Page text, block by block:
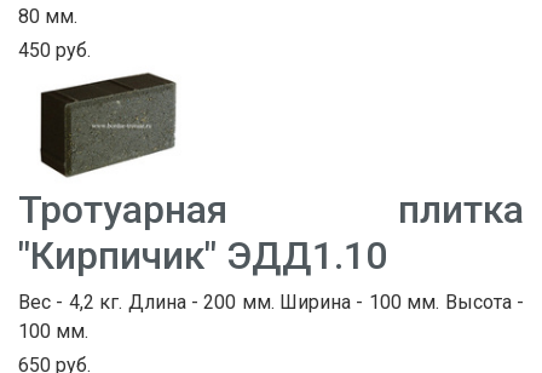
80 мм.
450 руб.
Тротуарная плитка
"Кирпичик" ЭДД1.10
Вес - 4,2 кг. Длина - 200 мм. Ширина - 100 мм. Высота -
100 мм.
650 руб.